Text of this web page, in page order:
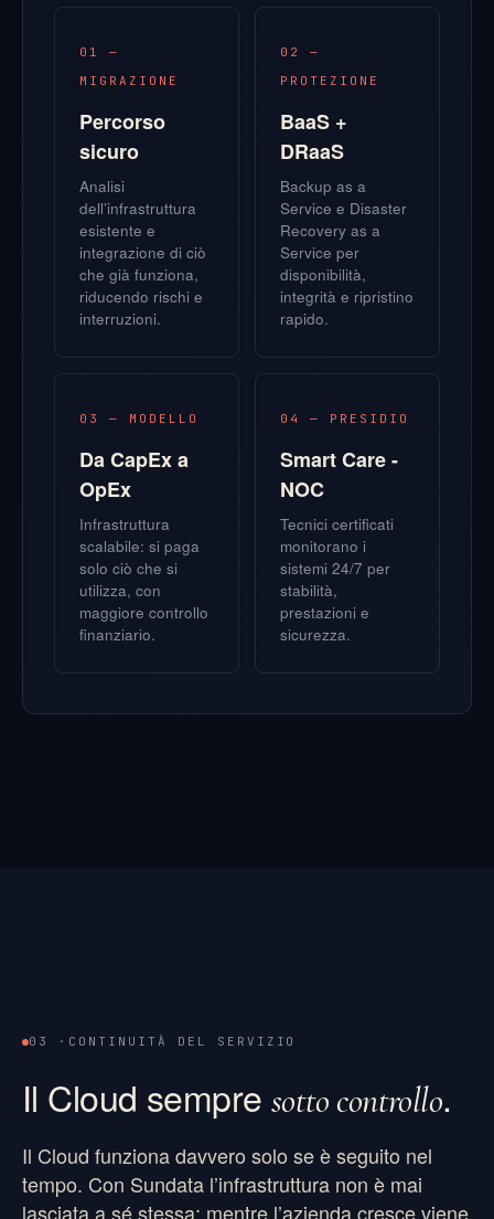
01 —
MIGRAZIONE
Percorso
sicuro
Analisi
dell’infrastruttura
esistente e
integrazione di ciò
che già funziona,
riducendo rischi e
interruzioni.
02 —
PROTEZIONE
BaaS +
DRaaS
Backup as a
Service e Disaster
Recovery as a
Service per
disponibilità,
integrità e ripristino
rapido.
03 — MODELLO
Da CapEx a
OpEx
Infrastruttura
scalabile: si paga
solo ciò che si
utilizza, con
maggiore controllo
finanziario.
04 — PRESIDIO
Smart Care -
NOC
Tecnici certificati
monitorano i
sistemi 24/7 per
stabilità,
prestazioni e
sicurezza.
03 · CONTINUITÀ DEL SERVIZIO
Il Cloud sempre sotto controllo.
Il Cloud funziona davvero solo se è seguito nel
tempo. Con Sundata l’infrastruttura non è mai
lasciata a sé stessa: mentre l’azienda cresce viene